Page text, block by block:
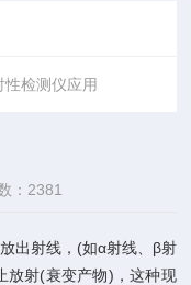
性检测仪应用
：2381
出射线，(如α射线、β射
放射(衰变产物)，这种现